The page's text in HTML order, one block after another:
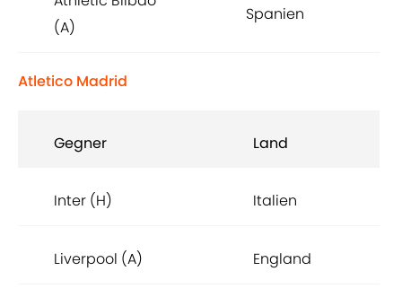
(A)
Spanien
Atletico Madrid
Gegner Land
Inter (H) Italien
Liverpool (A) England